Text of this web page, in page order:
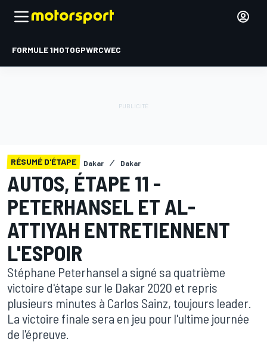
FORMULE 1MOTOGPWRCWEC
RÉSUMÉ D'ÉTAPE Dakar Dakar
AUTOS, ÉTAPE 11 -
PETERHANSEL ET AL-
ATTIYAH ENTRETIENNENT
L'ESPOIR
Stéphane Peterhansel a signé sa quatrième
victoire d'étape sur le Dakar 2020 et repris
plusieurs minutes à Carlos Sainz, toujours leader.
La victoire finale sera en jeu pour l'ultime journée
de l'épreuve.